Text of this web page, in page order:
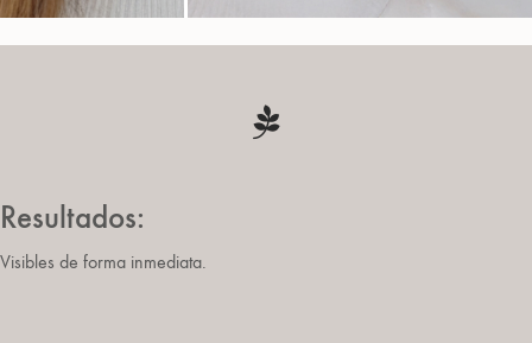
Resultados:
Visibles de forma inmediata.